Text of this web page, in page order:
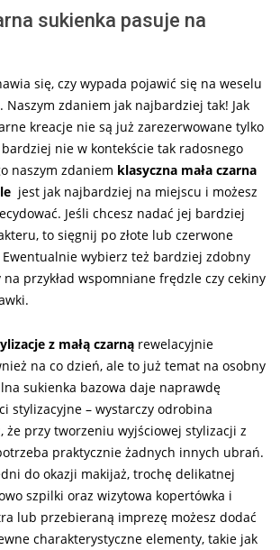
sukienka pasuje na
się, czy wypada pojawić się na weselu
Naszym zdaniem jak najbardziej tak! Jak
kreacje nie są już zarezerwowane tylko
nie w kontekście tak radosnego
naszym zdaniem klasyczna mała czarna
jest jak najbardziej na miejscu i możesz
Jeśli chcesz nadać jej bardziej
to sięgnij po złote lub czerwone
wybierz też bardziej zdobny
przykład wspomniane frędzle czy cekiny
z małą czarną rewelacyjnie
na co dzień, ale to już temat na osobny
sukienka bazowa daje naprawdę
stylizacyjne – wystarczy odrobina
że przy tworzeniu wyjściowej stylizacji z
praktycznie żadnych innych ubrań.
do okazji makijaż, trochę delikatnej
szpilki oraz wizytowa kopertówka i
lub przebieraną imprezę możesz dodać
charakterystyczne elementy, takie jak